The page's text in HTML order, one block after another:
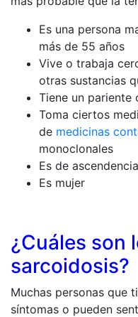
Es una persona
más de 55 años
Vive o trabaja
otras sustancias
Tiene un pariente
Toma ciertos
de medicinas
monoclonales
Es de
Es mujer
¿Cuáles son
sarcoidosis?
Muchas personas que
síntomas o pueden